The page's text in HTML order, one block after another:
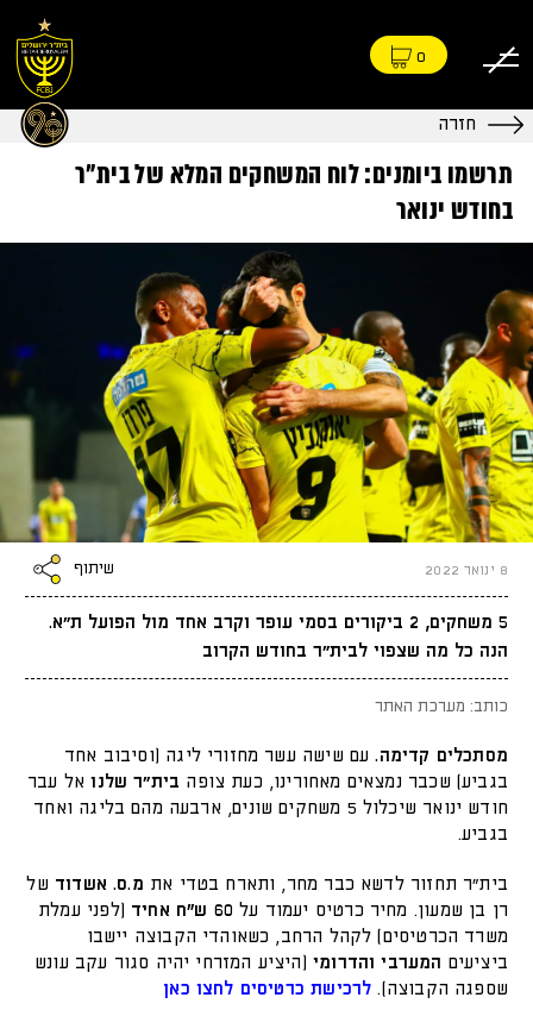
0
חזרה
תרשמו ביומנים: לוח המשחקים המלא של בית״ר
בחודש ינואר
8 ינואר 2022 שיתוף
5 משחקים, 2 ביקורים בסמי עופר וקרב אחד מול הפועל ת״א.
הנה כל מה שצפוי לבית״ר בחודש הקרוב
כותב: מערכת האתר
מסתכלים קדימה.עם שישה עשר מחזורי ליגה (וסיבוב אחד
בגביע) שכבר נמצאים מאחורינו, כעת צופה בית״ר שלנו אל עבר
חודש ינואר שיכלול 5 משחקים שונים, ארבעה מהם בליגה ואחד
בגביע.
בית״ר תחזור לדשא כבר מחר, ותארח בטדי את מ.ס. אשדוד של
רן בן שמעון. מחיר כרטיס יעמוד על 60 ש"ח אחיד
(לפני עמלת
משרד הכרטיסים) לקהל הרחב, כשאוהדי הקבוצה יישבו
ביציעים המערבי והדרומי(היציע המזרחי יהיה סגור עקב עונש
שספגה הקבוצה). לרכישת כרטיסים לחצו כאן